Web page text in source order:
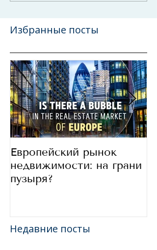
Избранные посты
Европейский рынок
недвижимости: на грани
пузыря?
Недавние посты